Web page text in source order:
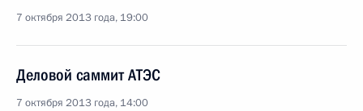
7 октября 2013 года, 19:00
Деловой саммит АТЭС
7 октября 2013 года, 14:00